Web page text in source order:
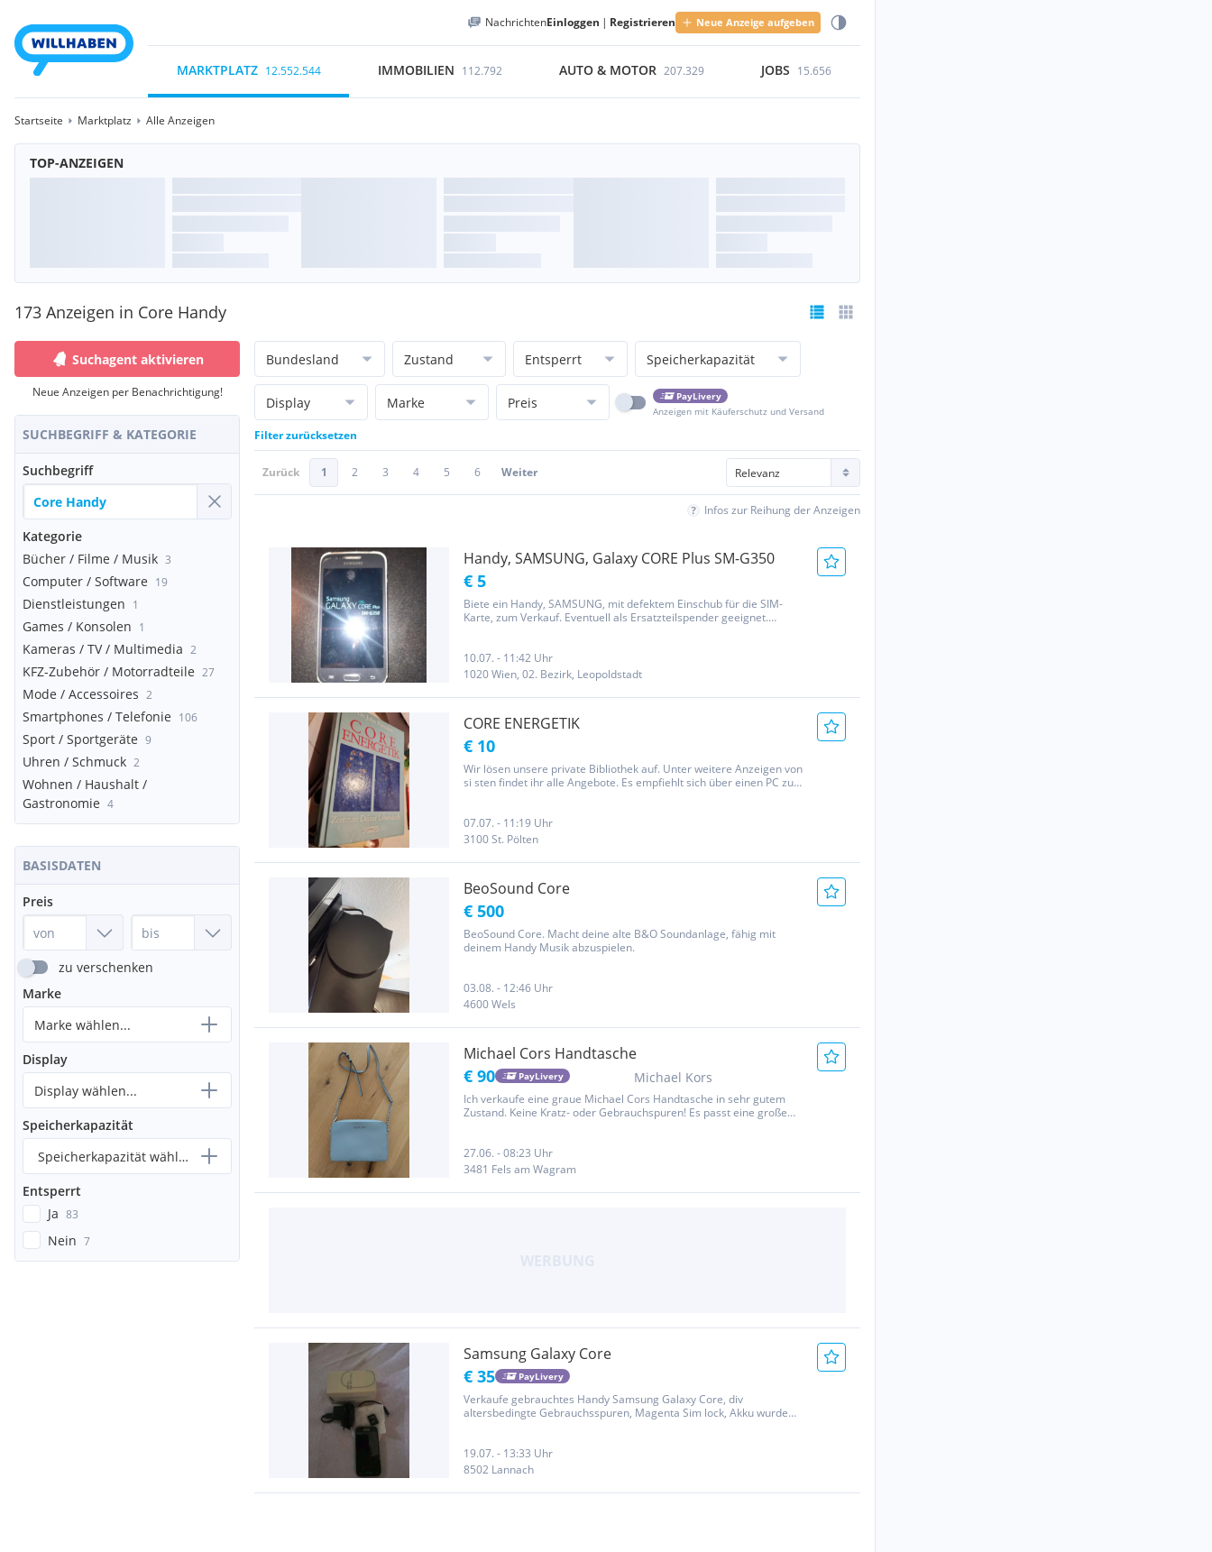
NachrichtenEinloggen | Registrieren Neue Anzeige aufgeben
MARKTPLATZ 12.552.544 IMMOBILIEN 112.792 AUTO & MOTOR 207.329 JOBS 15.656
Startseite Marktplatz Alle Anzeigen
TOP-ANZEIGEN
173 Anzeigen in Core Handy
Suchagent aktivieren
Neue Anzeigen per Benachrichtigung!
SUCHBEGRIFF & KATEGORIE
Suchbegriff
Kategorie
Bücher / Filme / Musik 3
Computer / Software 19
Dienstleistungen 1
Games / Konsolen 1
Kameras / TV / Multimedia 2
KFZ-Zubehör / Motorradteile 27
Mode / Accessoires 2
Smartphones / Telefonie 106
Sport / Sportgeräte 9
Uhren / Schmuck 2
Wohnen / Haushalt /
Gastronomie 4
BASISDATEN
Preis
zu verschenken
Marke
Marke wählen...
Display
Display wählen...
Speicherkapazität
Speicherkapazität wählen...
Entsperrt
Ja 83
Nein 7
Bundesland Zustand Entsperrt Speicherkapazität
Display Marke Preis
PayLivery
Anzeigen mit Käuferschutz und Versand
Filter zurücksetzen
Zurück 1 2 3 4 5 6 Weiter
Infos zur Reihung der Anzeigen
Handy, SAMSUNG, Galaxy CORE Plus SM-G350
€ 5
Biete ein Handy, SAMSUNG, mit defektem Einschub für die SIM-
Karte, zum Verkauf. Eventuell als Ersatzteilspender geeignet.
10.07. - 11:42 Uhr
1020 Wien, 02. Bezirk, Leopoldstadt
CORE ENERGETIK
€ 10
Wir lösen unsere private Bibliothek auf. Unter weitere Anzeigen von
si sten findet ihr alle Angebote. Es empfiehlt sich über einen PC zu
07.07. - 11:19 Uhr
3100 St. Pölten
BeoSound Core
€ 500
BeoSound Core. Macht deine alte B&O Soundanlage, fähig mit
deinem Handy Musik abzuspielen.
03.08. - 12:46 Uhr
4600 Wels
Michael Cors Handtasche
€ 90 PayLivery Michael Kors
Ich verkaufe eine graue Michael Cors Handtasche in sehr gutem
Zustand. Keine Kratz- oder Gebrauchspuren! Es passt eine große
27.06. - 08:23 Uhr
3481 Fels am Wagram
Samsung Galaxy Core
€ 35 PayLivery
Verkaufe gebrauchtes Handy Samsung Galaxy Core, div
altersbedingte Gebrauchsspuren, Magenta Sim lock, Akku wurde
19.07. - 13:33 Uhr
8502 Lannach